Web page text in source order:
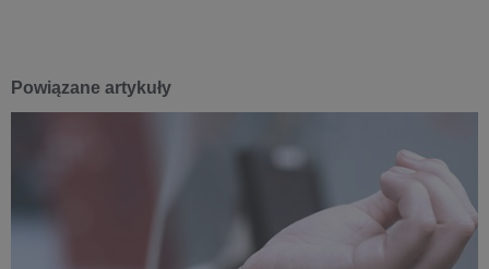
Powiązane artykuły